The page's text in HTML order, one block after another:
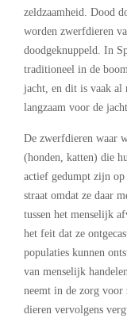
zeldzaamheid. Dood
worden zwerfdieren
doodgeknuppeld. In
traditioneel in de
jacht, en dit is vaak al
langzaam voor de
De zwerfdieren waar
(honden, katten) die
actief gedumpt zijn
straat omdat ze daar
tussen het menselijk
het feit dat ze
populaties kunnen
van menselijk
neemt in de zorg voor
dieren vervolgens